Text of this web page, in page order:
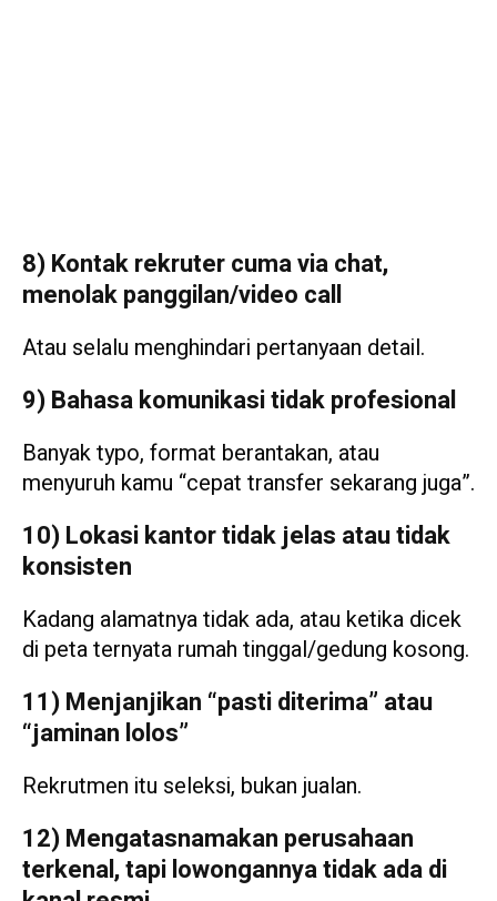
8) Kontak rekruter cuma via chat,
menolak panggilan/video call
Atau selalu menghindari pertanyaan detail.
9) Bahasa komunikasi tidak profesional
Banyak typo, format berantakan, atau
menyuruh kamu “cepat transfer sekarang juga”.
10) Lokasi kantor tidak jelas atau tidak
konsisten
Kadang alamatnya tidak ada, atau ketika dicek
di peta ternyata rumah tinggal/gedung kosong.
11) Menjanjikan “pasti diterima” atau
“jaminan lolos”
Rekrutmen itu seleksi, bukan jualan.
12) Mengatasnamakan perusahaan
terkenal, tapi lowongannya tidak ada di